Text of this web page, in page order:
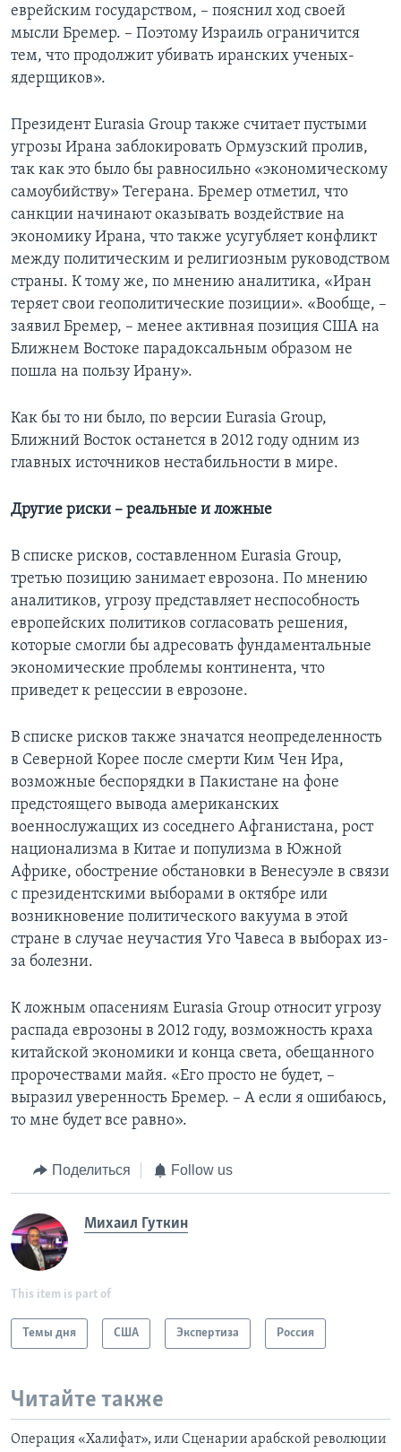
еврейским государством, – пояснил ход своей
мысли Бремер. – Поэтому Израиль ограничится
тем, что продолжит убивать иранских ученых-
ядерщиков».
Президент Eurasia Group также считает пустыми
угрозы Ирана заблокировать Ормузский пролив,
так как это было бы равносильно «экономическому
самоубийству» Тегерана. Бремер отметил, что
санкции начинают оказывать воздействие на
экономику Ирана, что также усугубляет конфликт
между политическим и религиозным руководством
страны. К тому же, по мнению аналитика, «Иран
теряет свои геополитические позиции». «Вообще, –
заявил Бремер, – менее активная позиция США на
Ближнем Востоке парадоксальным образом не
пошла на пользу Ирану».
Как бы то ни было, по версии Eurasia Group,
Ближний Восток останется в 2012 году одним из
главных источников нестабильности в мире.
Другие риски – реальные и ложные
В списке рисков, составленном Eurasia Group,
третью позицию занимает еврозона. По мнению
аналитиков, угрозу представляет неспособность
европейских политиков согласовать решения,
которые смогли бы адресовать фундаментальные
экономические проблемы континента, что
приведет к рецессии в еврозоне.
В списке рисков также значатся неопределенность
в Северной Корее после смерти Ким Чен Ира,
возможные беспорядки в Пакистане на фоне
предстоящего вывода американских
военнослужащих из соседнего Афганистана, рост
национализма в Китае и популизма в Южной
Африке, обострение обстановки в Венесуэле в связи
с президентскими выборами в октябре или
возникновение политического вакуума в этой
стране в случае неучастия Уго Чавеса в выборах из-
за болезни.
К ложным опасениям Eurasia Group относит угрозу
распада еврозоны в 2012 году, возможность краха
китайской экономики и конца света, обещанного
пророчествами майя. «Его просто не будет, –
выразил уверенность Бремер. – А если я ошибаюсь,
то мне будет все равно».
Поделиться Follow us
Михаил Гуткин
This item is part of
Темы дня США Экспертиза Россия
Читайте также
Операция «Халифат», или Сценарии арабской революции